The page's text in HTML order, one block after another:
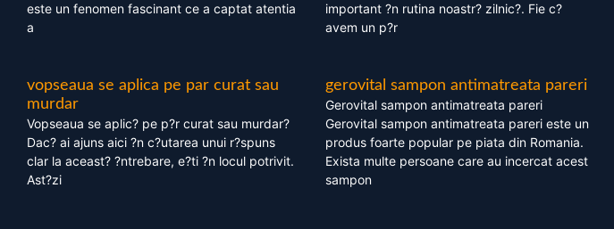
este un fenomen fascinant ce a captat atentia
a
important ?n rutina noastr? zilnic?. Fie c?
avem un p?r
vopseaua se aplica pe par curat sau
murdar
Vopseaua se aplic? pe p?r curat sau murdar?
Dac? ai ajuns aici ?n c?utarea unui r?spuns
clar la aceast? ?ntrebare, e?ti ?n locul potrivit.
Ast?zi
gerovital sampon antimatreata pareri
Gerovital sampon antimatreata pareri
Gerovital sampon antimatreata pareri este un
produs foarte popular pe piata din Romania.
Exista multe persoane care au incercat acest
sampon